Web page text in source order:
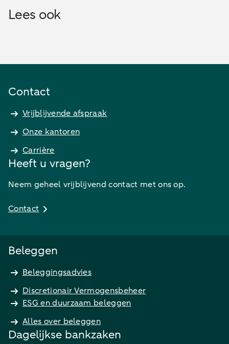
Lees ook
Contact
Vrijblijvende afspraak
Onze kantoren
Carrière
Heeft u vragen?
Neem geheel vrijblijvend contact met ons op.
Contact
Beleggen
Beleggingsadvies
Discretionair Vermogensbeheer
ESG en duurzaam beleggen
Alles over beleggen
Dagelijkse bankzaken